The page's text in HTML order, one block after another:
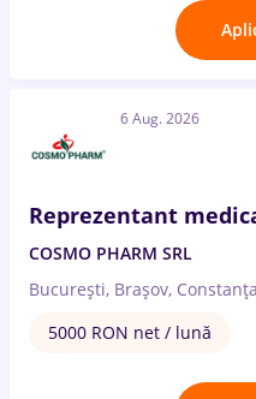
6 Aug. 2026
Reprezentant
COSMO PHARM SRL
București, Brașov,
5000 RON net / lună